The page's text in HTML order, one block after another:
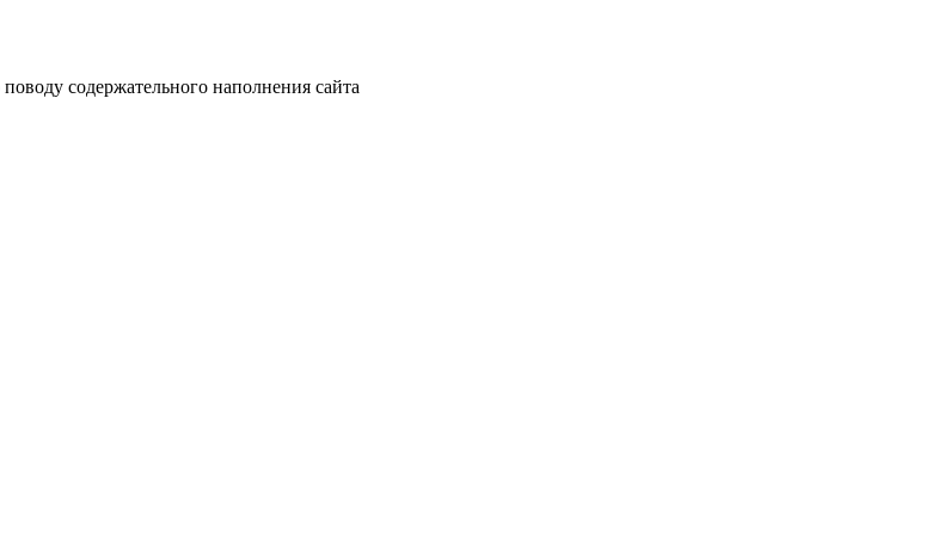
содержательного наполнения сайта